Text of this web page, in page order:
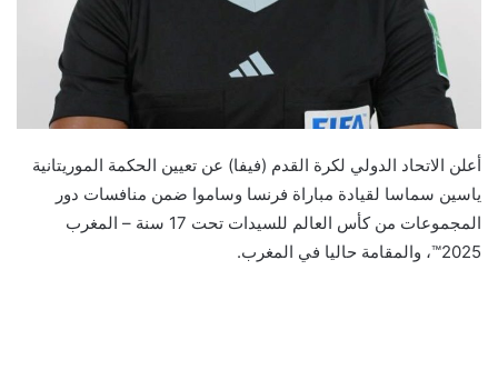
أعلن الاتحاد الدولي لكرة القدم (فيفا) عن تعيين الحكمة الموريتانية
ياسين سماسا لقيادة مباراة فرنسا وساموا ضمن منافسات دور
المجموعات من كأس العالم للسيدات تحت 17 سنة – المغرب
2025™، والمقامة حاليا في المغرب.